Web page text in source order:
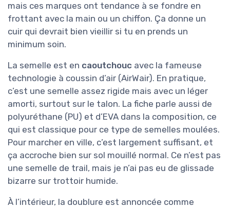
mais ces marques ont tendance à se fondre en
frottant avec la main ou un chiffon. Ça donne un
cuir qui devrait bien vieillir si tu en prends un
minimum soin.
La semelle est en caoutchouc avec la fameuse
technologie à coussin d’air (AirWair). En pratique,
c’est une semelle assez rigide mais avec un léger
amorti, surtout sur le talon. La fiche parle aussi de
polyuréthane (PU) et d’EVA dans la composition, ce
qui est classique pour ce type de semelles moulées.
Pour marcher en ville, c’est largement suffisant, et
ça accroche bien sur sol mouillé normal. Ce n’est pas
une semelle de trail, mais je n’ai pas eu de glissade
bizarre sur trottoir humide.
À l’intérieur, la doublure est annoncée comme